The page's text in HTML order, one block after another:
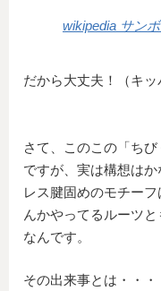
wikipedia サン
だから大丈夫！（キッ
さて、このこの「ち
ですが、実は構想は
レス腱固めのモチー
んかやってるルーツ
なんです。
その出来事とは・・・